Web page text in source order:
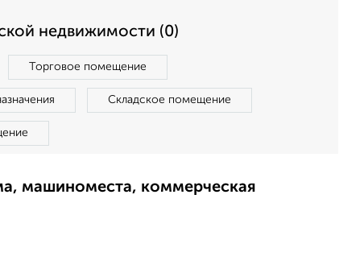
недвижимости (0)
Торговое помещение
Складское помещение
машиноместа, коммерческая